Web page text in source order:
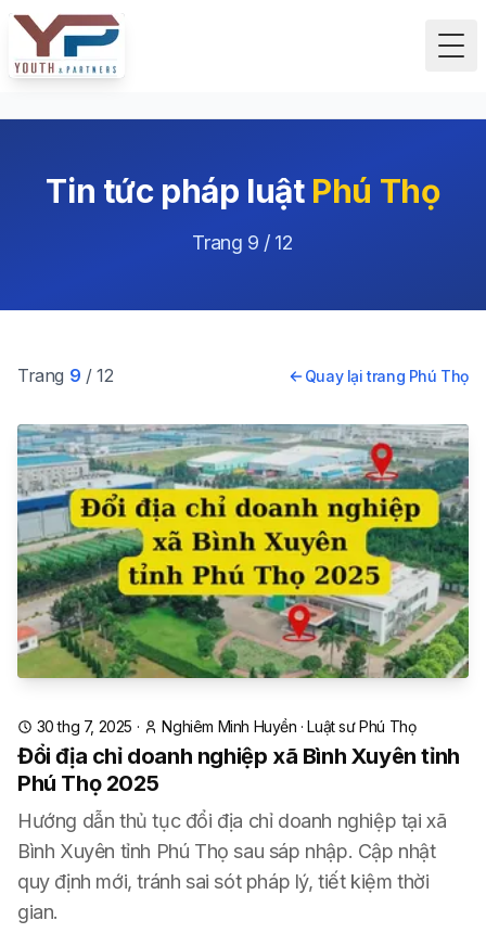
Tin tức pháp luật Phú Thọ
Trang 9 / 12
Trang 9 / 12 Quay lại trang Phú Thọ
30 thg 7, 2025 · Nghiêm Minh Huyền ·Luật sư Phú Thọ
Đổi địa chỉ doanh nghiệp xã Bình Xuyên tỉnh
Phú Thọ 2025
Hướng dẫn thủ tục đổi địa chỉ doanh nghiệp tại xã
Bình Xuyên tỉnh Phú Thọ sau sáp nhập. Cập nhật
quy định mới, tránh sai sót pháp lý, tiết kiệm thời
gian.